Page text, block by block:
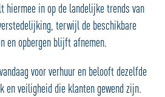
hiermee in op de landelijke trends van
terwijl de beschikbare
en opbergen blijft afnemen.
voor verhuur en belooft dezelfde
en veiligheid die klanten gewend zijn.